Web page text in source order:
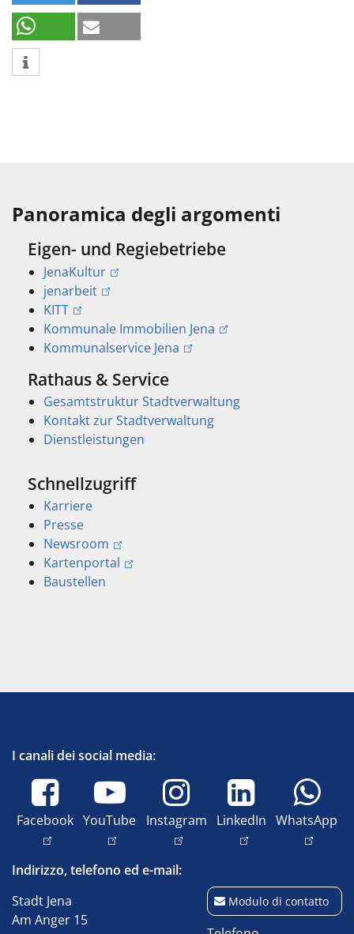
Panoramica degli argomenti
Eigen- und Regiebetriebe
JenaKultur
jenarbeit
KITT
Kommunale Immobilien Jena
Kommunalservice Jena
Rathaus & Service
Gesamtstruktur Stadtverwaltung
Kontakt zur Stadtverwaltung
Dienstleistungen
Schnellzugriff
Karriere
Presse
Newsroom
Kartenportal
Baustellen
I canali dei social media:
Facebook YouTube Instagram LinkedIn WhatsApp
Indirizzo, telefono ed e-mail:
Stadt Jena
Am Anger 15
Modulo di contatto